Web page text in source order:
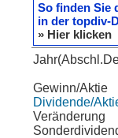
So finden Sie
in der topdiv-
» Hier klicken
Gewinn/Aktie
Dividende/
Veränderung